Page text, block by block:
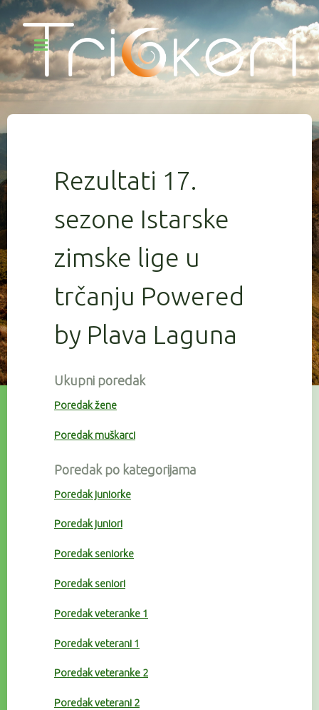
Rezultati 17.
sezone Istarske
zimske lige u
trčanju Powered
by Plava Laguna
Ukupni poredak
Poredak žene
Poredak muškarci
Poredak po kategorijama
Poredak juniorke
Poredak juniori
Poredak seniorke
Poredak seniori
Poredak veteranke 1
Poredak veterani 1
Poredak veteranke 2
Poredak veterani 2